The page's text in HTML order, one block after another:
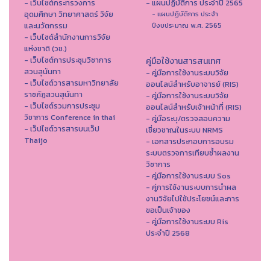
- เว็บไซต์กระทรวงการ
อุดมศึกษา วิทยาศาสตร์ วิจัย
และนวัตกรรม
- เว็บไซต์สำนักงานการวิจัย
แห่งชาติ (วช.)
- เว็บไซต์การประชุมวิชาการ
สวนสุนันทา
- เว็บไซต์วารสารมหาวิทยาลัย
ราชภัฏสวนสุนันทา
- เว็บไซต์รวมการประชุม
วิชาการ Conference in thai
- เว็ปไซต์วารสารบนเว็ป
Thaijo
- แผนปฏิบัติการ ประจำปี 2565
- แผนปฏิบัติการ ประจำ
ปีงบประมาณ พ.ศ. 2565
คู่มือใช้งานสารสนเทศ
- คู่มือการใช้งานระบบวิจัย
ออนไลน์สำหรับอาจารย์ (RIS)
- คู่มือการใช้งานระบบวิจัย
ออนไลน์สำหรับเจ้าหน้าที่ (RIS)
- คู่มือระบุ/ตรวจสอบความ
เชี่ยวชาญในระบบ NRMS
- เอกสารประกอบการอบรม
ระบบตรวจการเทียบซ้ำผลงาน
วิชาการ
- คู่มือการใช้งานระบบ Sos
- คู่การใช้งานระบบการนำผล
งานวิจัยไปใช้ประโยชน์และการ
ขอเป็นเจ้าของ
- คู่มือการใช้งานระบบ Ris
ประจำปี 2568